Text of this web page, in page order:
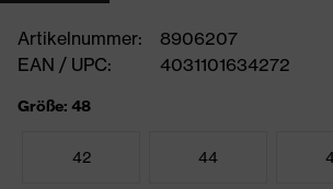
Artikelnummer:
8906207
EAN / UPC:
4031101634272
Größe: 48
42 44